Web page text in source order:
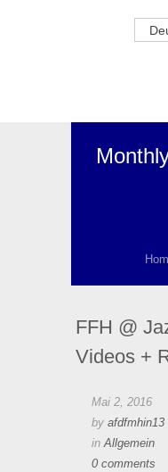
FFH @
Videos +
Mai 2, 2016
by afdfmhin13
inAllgemein
0 comments